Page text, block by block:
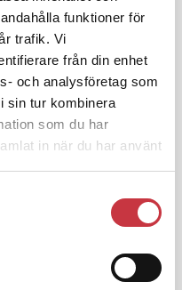
funktioner för
trafik. Vi
från din enhet
och analysföretag som
sin tur kombinera
som du har
in när du har använt
i sjön –
underkänns på
Snart 20 år i tjänst
sig grunderna